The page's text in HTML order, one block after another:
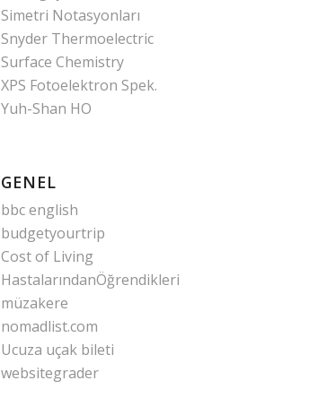
Simetri Notasyonları
Snyder Thermoelectric
Surface Chemistry
XPS Fotoelektron Spek.
Yuh-Shan HO
GENEL
bbc english
budgetyourtrip
Cost of Living
HastalarındanÖğrendikleri
müzakere
nomadlist.com
Ucuza uçak bileti
websitegrader